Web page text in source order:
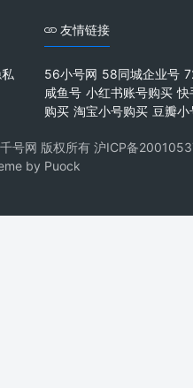
友情链接
56小号网 58同城企业号
咸鱼号 小红书账号购买 快
购买 淘宝小号购买 豆瓣小
号网 版权所有 沪ICP备
by Puock